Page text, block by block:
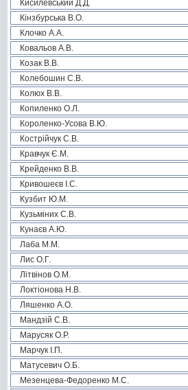
Кисилевський Д.Д.
Кінзбурська В.О.
Клочко А.А.
Ковальов А.В.
Козак В.В.
Колебошин С.В.
Колюх В.В.
Копиленко О.Л.
Короленко-Усова В.Ю.
Кострійчук С.В.
Кравчук Є.М.
Крейденко В.В.
Кривошеєв І.С.
Кузбит Ю.М.
Кузьміних С.В.
Кунаєв А.Ю.
Лаба М.М.
Лис О.Г.
Літвінов О.М.
Локтіонова Н.В.
Ляшенко А.О.
Мандзій С.В.
Марусяк О.Р.
Марчук І.П.
Матусевич О.Б.
Мезенцева-Федоренко М.С.